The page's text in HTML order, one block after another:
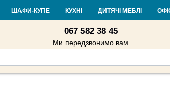
і оплата Гарантія та повернення Кредит
067 582 38 45
Ми передзвонимо вам
ШАФИ-КУПЕ КУХНІ ДИТЯЧІ МЕБЛІ